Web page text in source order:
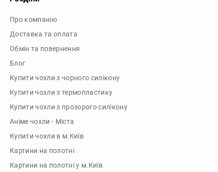
Обмін та повернення
Блог
Купити чохли з чорного силікону
Купити чохли з термопластику
Купити чохли з прозорого силікону
Аніме чохли - Міста
Купити чохли в м.Київ
Картини на полотні
Картини на полотні у м.Київ